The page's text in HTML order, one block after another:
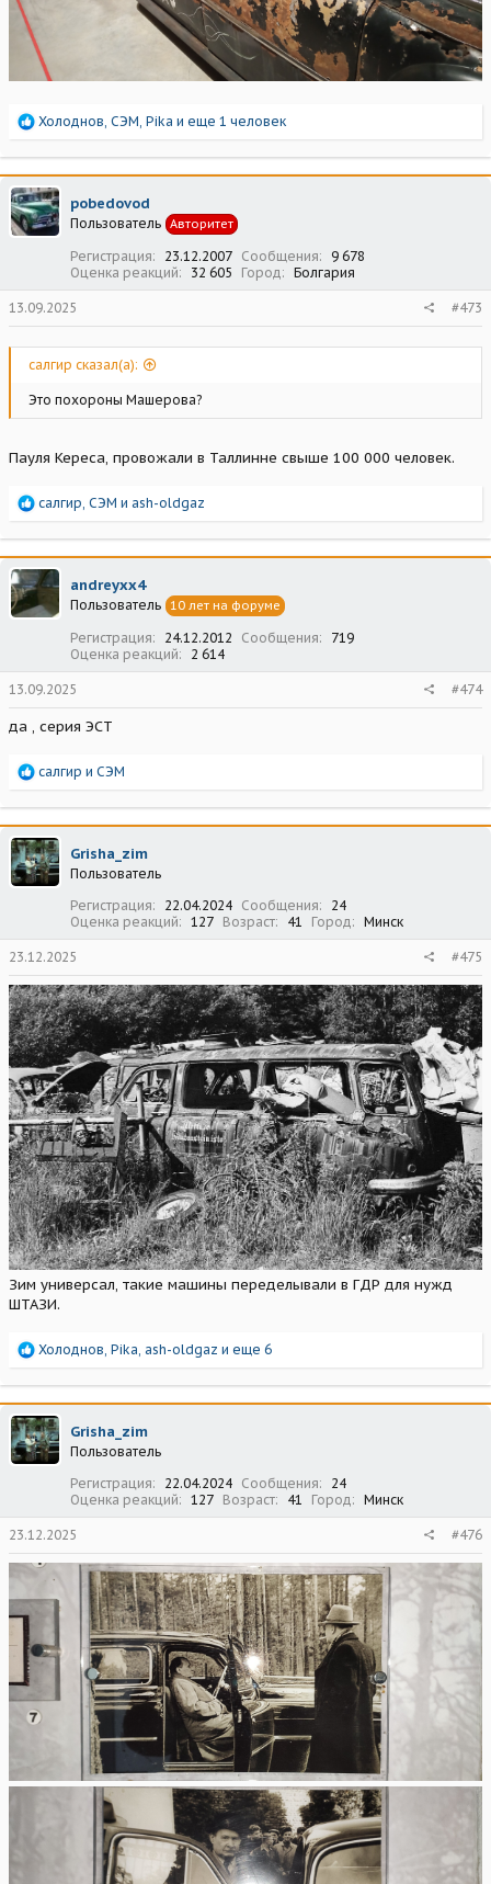
Р
а
к
ц
и
и
Холоднов СЭМ Pika и еще 1 человек
pobedovod
Пользователь Авторитет
Регистрация 23.12.2007 Сообщения
9 678
Оценка реакций
32 605 Город Болгария
13.09.2025 #473
салгир сказал(а):
Это похороны Машерова?
Пауля Кереса, провожали в Таллинне свыше 100 000 человек.
Р
а
к
ц
и
и
салгир, СЭМ и ash-oldgaz
andreyxx4
Пользователь 10 лет на форуме
Регистрация 24.12.2012 Сообщения
719
Оценка реакций
2 614
13.09.2025 #474
да , серия ЭСТ
Р
а
к
ц
и
и
салгир и СЭМ
Grisha_zim
Пользователь
Регистрация
22.04.2024 Сообщения
24
Оценка реакций
127 Возраст 41 Город Минск
23.12.2025 #475
Зим универсал, такие машины переделывали в ГДР для нужд
ШТАЗИ.
Р
а
к
ц
и
и
Холоднов Pika ash-oldgaz и еще 6
Grisha_zim
Пользователь
Регистрация
22.04.2024 Сообщения
24
Оценка реакций
127 Возраст 41 Город Минск
23.12.2025 #476